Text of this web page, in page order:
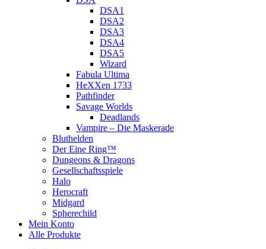
DSA1
DSA2
DSA3
DSA4
DSA5
Wizard
Fabula Ultima
HeXXen 1733
Pathfinder
Savage Worlds
Deadlands
Vampire – Die Maskerade
Bluthelden
Der Eine Ring™
Dungeons & Dragons
Gesellschaftsspiele
Halo
Herocraft
Midgard
Spherechild
Mein Konto
Alle Produkte